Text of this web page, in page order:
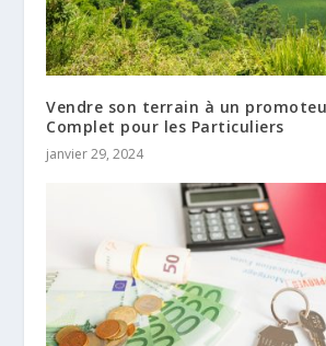
Vendre son terrain à un
Complet pour les Particuliers
janvier 29, 2024